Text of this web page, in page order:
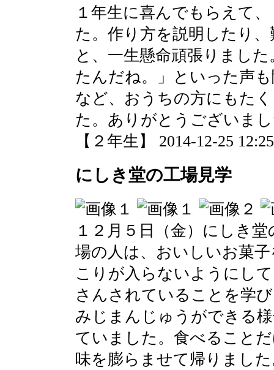
１年生に喜んでもらえて
た。作り方を説明したり
と、一生懸命頑張りまし
たんだね。」といった声
など、おうちの方にもた
た。ありがとうございま
【２年生】 2014-12-25
にしき堂の工場見学
１２月５日（金）にしき
場の人は、おいしいお菓
こりが入らないようにし
さんされていることを学
みじまんじゅうができる
ていました。食べること
味を膨らませて帰りまし